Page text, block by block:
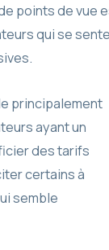
points de vue
qui se
principalement
ayant un
des tarifs
certains à
semble